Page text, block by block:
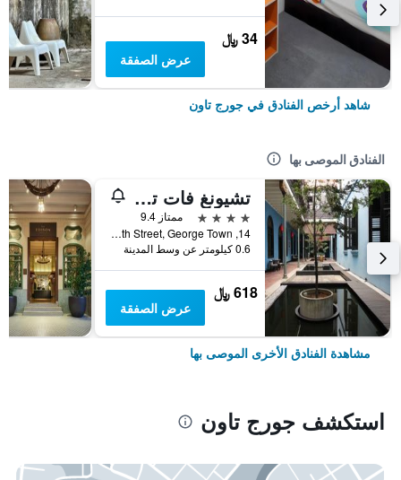
34 ﷼
عرض الصفقة
شاهد أرخص الفنادق في جورج تاون
الفنادق الموصى بها
تشيونغ فات تزي - القصر الأزرق
4 نجوم
ممتاز 9.4
14, Leith Street, George Town, جورج تاون, ماليزيا
0.6 كيلومتر عن وسط المدينة
618 ﷼
عرض الصفقة
مشاهدة الفنادق الأخرى الموصى بها
استكشف جورج تاون